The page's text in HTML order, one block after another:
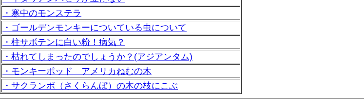
・寒中のモンステラ
・ゴールデンモンキーについている虫について
・柱サボテンに白い粉！病気？
・枯れてしまったのでしょうか？(アジアンタム)
・モンキーポッド アメリカねむの木
・サクランボ（さくらんぼ）の木の枝にこぶ